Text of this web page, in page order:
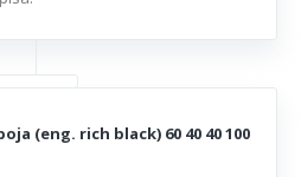
(eng. rich black) 60 40 40 100